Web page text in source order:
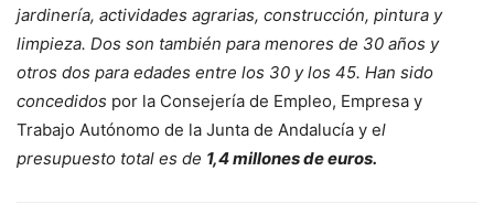
jardinería, actividades agrarias, construcción, pintura y
limpieza. Dos son también para menores de 30 años y
otros dos para edades entre los 30 y los 45. Han sido
concedidos por la Consejería de Empleo, Empresa y
Trabajo Autónomo de la Junta de Andalucía y el
presupuesto total es de 1,4 millones de euros.